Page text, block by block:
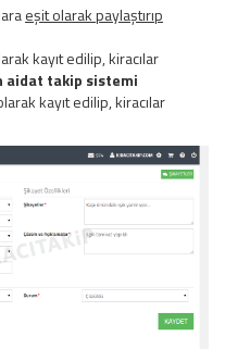
eşit olarak paylaştırıp
kayıt edilip, kiracılar
aidat takip sistemi
kayıt edilip, kiracılar